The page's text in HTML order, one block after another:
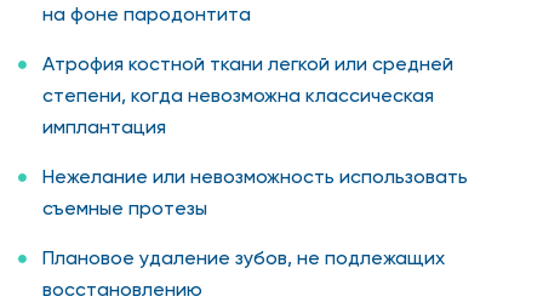
на фоне пародонтита
Атрофия костной ткани легкой или средней
степени, когда невозможна классическая
имплантация
Нежелание или невозможность использовать
съемные протезы
Плановое удаление зубов, не подлежащих
восстановлению